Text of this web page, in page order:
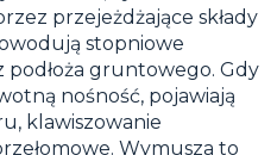
przejeżdżające składy
stopniowe
podłoża gruntowego. Gdy
nośność, pojawiają
klawiszowanie
Wymusza to